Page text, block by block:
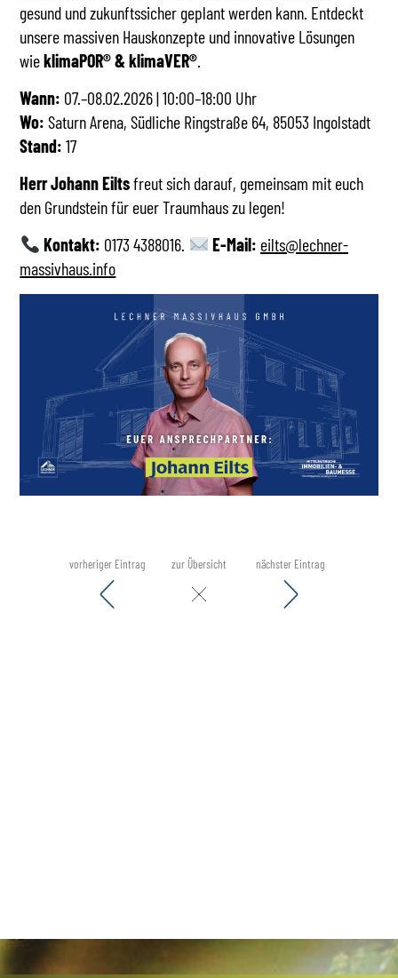
gesund und zukunftssicher geplant werden kann. Entdeckt
unsere massiven Hauskonzepte und innovative Lösungen
wieklimaPOR® & klimaVER®
Wann: 07.–08.02.2026 | 10:00–18:00 Uhr
Wo: Saturn Arena, Südliche Ringstraße 64, 85053 Ingolstadt
Stand: 17
Herr Johann Eiltsfreut sich darauf, gemeinsam mit euch
den Grundstein für euer Traumhaus zu legen!
Kontakt: 0173 4388016. E-Mail: eilts@lechner-
massivhaus.info
vorheriger Eintrag zur Übersicht nächster Eintrag